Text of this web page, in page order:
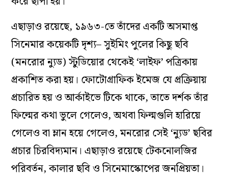
এছাড়াও রয়েছে, ১৯৬৩-তে তাঁদের একটি অসমাপ্ত
সিনেমার কয়েকটি দৃশ্য– সুইমিং পুলের কিছু ছবি
(মনরোর ন্যুড) স্টুডিয়োর থেকেই ‘লাইফ’ পত্রিকায়
প্রকাশিত করা হয়। ফোটোগ্রাফিক ইমেজ যে প্রক্রিয়ায়
প্রচারিত হয় ও আর্কাইভে টিকে থাকে, তাতে দর্শক তাঁর
ফিল্মের কথা ভুলে গেলেও, অথবা ফিল্মগুলি হারিয়ে
গেলেও বা ম্লান হয়ে গেলেও, মনরোর সেই ‘ন্যুড’ ছবির
প্রচার চিরবিদ্যমান। এছাড়াও রয়েছে টেকনোলজির
পরিবর্তন, কালার ছবি ও সিনেমাস্কোপের জনপ্রিয়তা।